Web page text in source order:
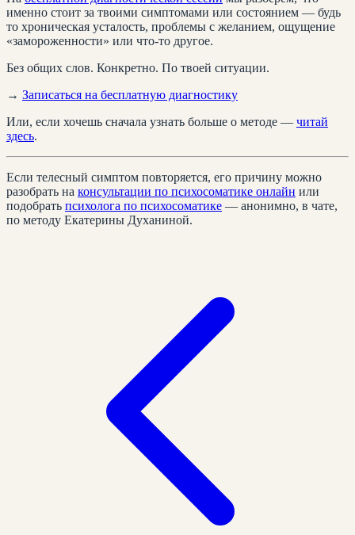
именно стоит за твоими симптомами или состоянием — будь
то хроническая усталость, проблемы с желанием, ощущение
«замороженности» или что-то другое.
Без общих слов. Конкретно. По твоей ситуации.
→ Записаться на бесплатную диагностику
Или, если хочешь сначала узнать больше о методе — читай
здесь.
Если телесный симптом повторяется, его причину можно
разобрать на консультации по психосоматике онлайн или
подобрать психолога по психосоматике — анонимно, в чате,
по методу Екатерины Духаниной.